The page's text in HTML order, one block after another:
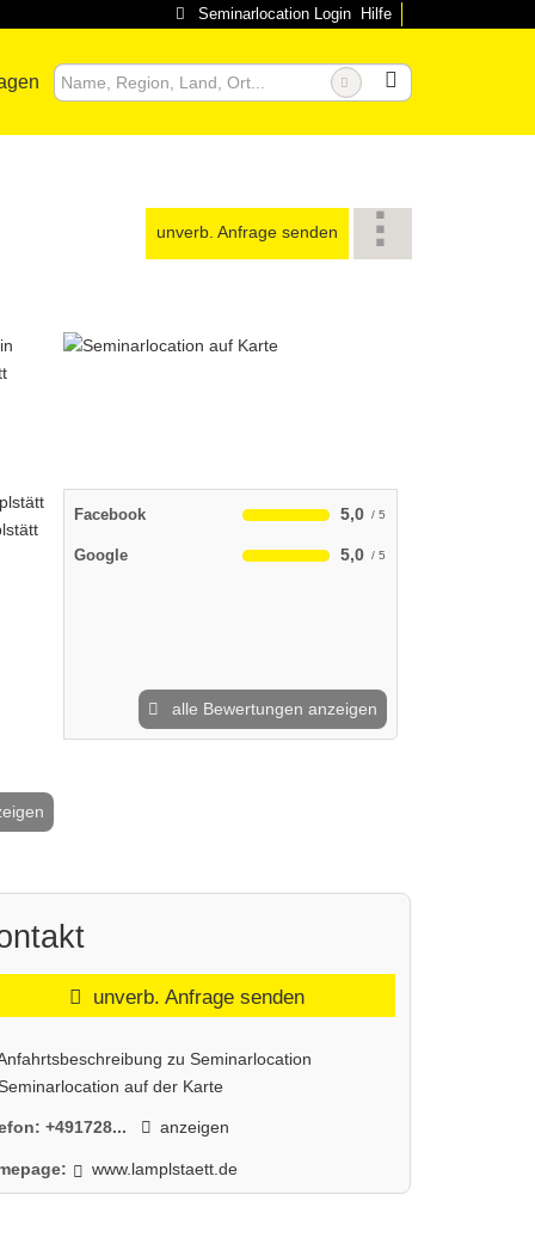
Seminarlocation Login Hilfe
unverb. Anfrage senden
Facebook 5,0
Google 5,0
alle Bewertungen anzeigen
unverb. Anfrage senden
zu Seminarlocation
auf der Karte
+491728... anzeigen
www.lamplstaett.de